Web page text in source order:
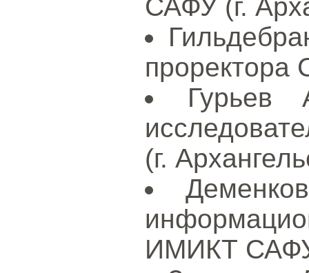
САФУ (г.
проректора
Гурьев
(г.
ИМИКТ САФУ